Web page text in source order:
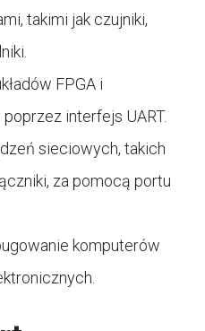
takimi jak czujniki,
FPGA i
interfejs UART.
sieciowych, takich
za pomocą portu
komputerów